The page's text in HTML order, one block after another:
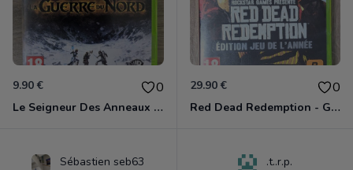
9.90 € 0
Le Seigneur Des Anneaux - La Guerre Du Nord Xbox 360
29.90 € 0
Red Dead Redemption - Game Of The Year Xbox 360
Sébastien seb63 .t..r.p.